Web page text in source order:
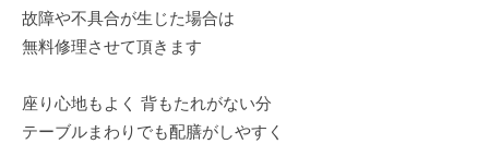
故障や不具合が生じた場合は
無料修理させて頂きます
座り心地もよく 背もたれがない分
テーブルまわりでも配膳がしやすく